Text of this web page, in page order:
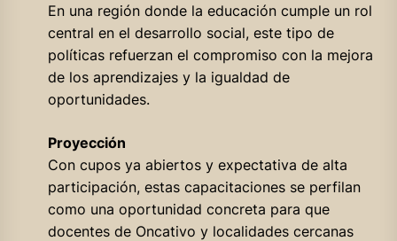
En una región donde la educación cumple un rol
central en el desarrollo social, este tipo de
políticas refuerzan el compromiso con la mejora
de los aprendizajes y la igualdad de
oportunidades.
Proyección
Con cupos ya abiertos y expectativa de alta
participación, estas capacitaciones se perfilan
como una oportunidad concreta para que
docentes de Oncativo y localidades cercanas